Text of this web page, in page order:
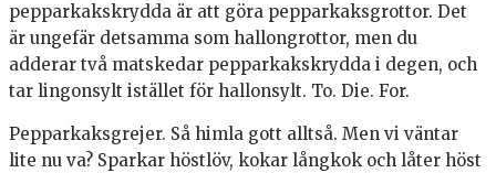
pepparkakskrydda är att göra pepparkaksgrottor. Det
är ungefär detsamma som hallongrottor, men du
adderar två matskedar pepparkakskrydda i degen, och
tar lingonsylt istället för hallonsylt. To. Die. For.
Pepparkaksgrejer. Så himla gott alltså. Men vi väntar
lite nu va? Sparkar höstlöv, kokar långkok och låter höst